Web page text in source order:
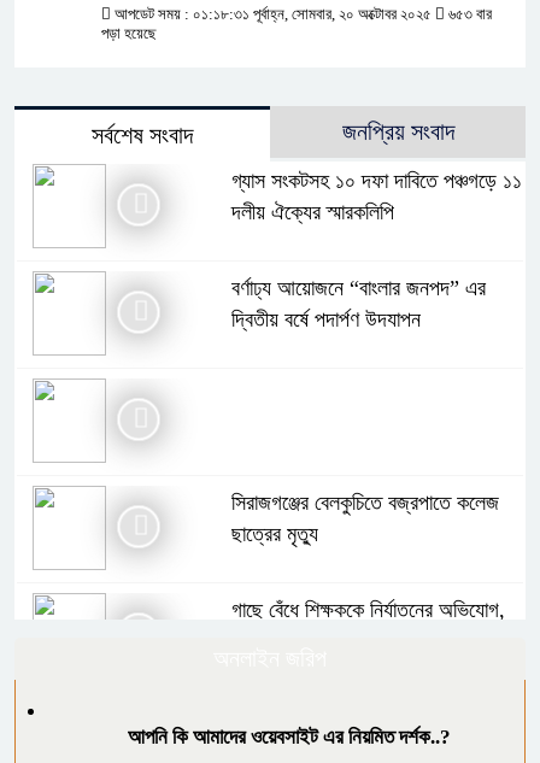
আপডেট সময় : ০১:১৮:৩১ পূর্বাহ্ন, সোমবার, ২০ অক্টোবর ২০২৫
৬৫৩ বার
পড়া হয়েছে
সর্বশেষ সংবাদ জনপ্রিয় সংবাদ
গ্যাস সংকটসহ ১০ দফা দাবিতে পঞ্চগড়ে ১১
দলীয় ঐক্যের স্মারকলিপি
বর্ণাঢ্য আয়োজনে “বাংলার জনপদ” এর
দ্বিতীয় বর্ষে পদার্পণ উদযাপন
সিরাজগঞ্জের বেলকুচিতে বজ্রপাতে কলেজ
ছাত্রের মৃত্যু
গাছে বেঁধে শিক্ষককে নির্যাতনের অভিযোগ,
সংঘবদ্ধ ধর্ষণ ৫ কিশোরের বিরুদ্ধে মামলা,
আপনি কি আমাদের ওয়েবসাইট এর নিয়মিত দর্শক..?